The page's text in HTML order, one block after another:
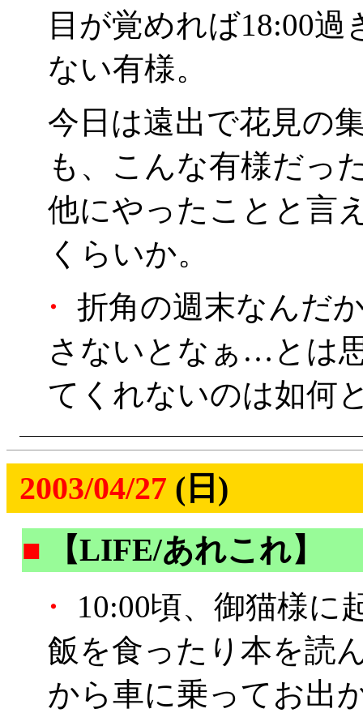
目が覚めれば18:00
ない有様。
今日は遠出で花見の
も、こんな有様だっ
他にやったことと言
くらいか。
・
折角の週末なんだ
さないとなぁ…とは
てくれないのは如何
2003/04/27 (日)
■
【LIFE/あれこれ】
・
10:00頃、御猫様に
飯を食ったり本を読
から車に乗ってお出